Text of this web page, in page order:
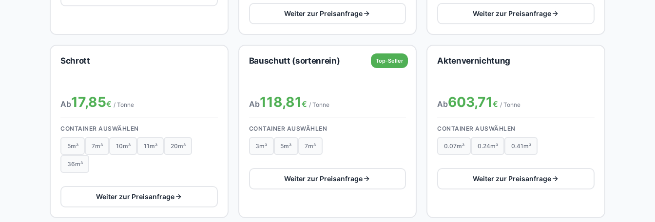
Weiter zur Preisanfrage Weiter zur Preisanfrage
Schrott
Ab17,85€ / Tonne
CONTAINER AUSWÄHLEN
5m³ 7m³ 10m³ 11m³ 20m³
36m³
Weiter zur Preisanfrage
Top-Seller
Bauschutt (sortenrein)
Ab118,81€ / Tonne
CONTAINER AUSWÄHLEN
3m³ 5m³ 7m³
Weiter zur Preisanfrage
Aktenvernichtung
Ab603,71€ / Tonne
CONTAINER AUSWÄHLEN
0.07m³ 0.24m³ 0.41m³
Weiter zur Preisanfrage